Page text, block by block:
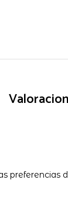
preferencias